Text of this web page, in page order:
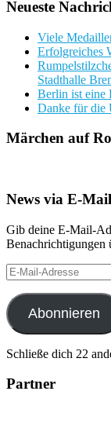
Neueste
Viele
Erfolgreiches
Stadthalle
Berlin ist
Danke für die
Märchen auf
News via E-
Gib deine E-Mail-
Benachrichtigungen
E-
Mail-
Adresse
Abonnieren
Schließe dich 22
Partner